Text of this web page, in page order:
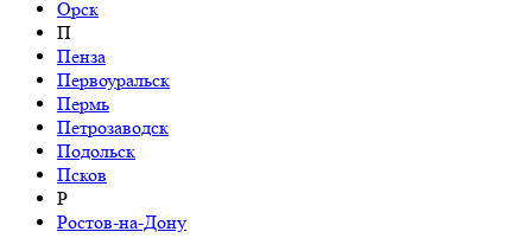
Орск
П
Пенза
Первоуральск
Пермь
Петрозаводск
Подольск
Псков
Р
Ростов-на-Дону